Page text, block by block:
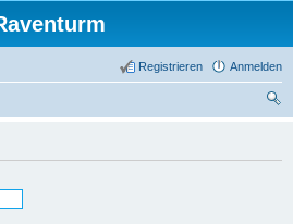
Anmelden
Registrieren